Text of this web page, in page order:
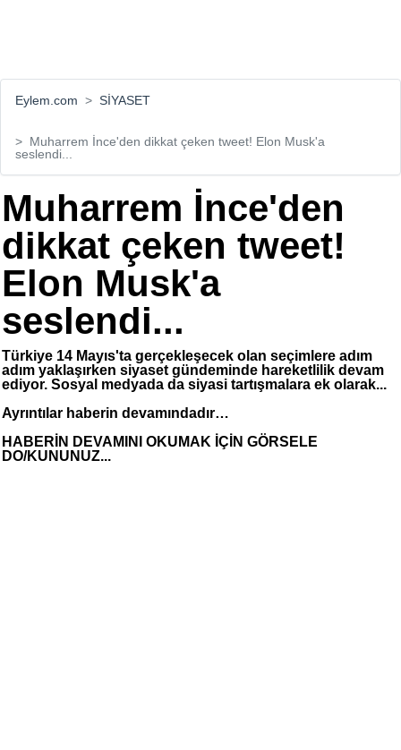
Eylem.com SİYASET
Muharrem İnce'den dikkat çeken tweet! Elon Musk'a
seslendi...
Muharrem İnce'den
dikkat çeken tweet!
Elon Musk'a
seslendi...
Türkiye 14 Mayıs'ta gerçekleşecek olan seçimlere adım
adım yaklaşırken siyaset gündeminde hareketlilik devam
ediyor. Sosyal medyada da siyasi tartışmalara ek olarak...
Ayrıntılar haberin devamındadır…
HABERİN DEVAMINI OKUMAK İÇİN GÖRSELE
DO/KUNUNUZ...